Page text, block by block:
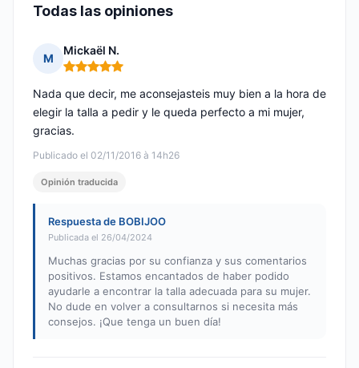
Todas las opiniones
M
Mickaël N.
Nota: 5 de 5
Publicado el 02/11/2016 à 14h26
Nada que decir, me aconsejasteis muy bien a la hora de
elegir la talla a pedir y le queda perfecto a mi mujer,
gracias.
Opinión traducida
Respuesta de BOBIJOO
Publicada el 26/04/2024
Muchas gracias por su confianza y sus comentarios
positivos. Estamos encantados de haber podido
ayudarle a encontrar la talla adecuada para su mujer.
No dude en volver a consultarnos si necesita más
consejos. ¡Que tenga un buen día!